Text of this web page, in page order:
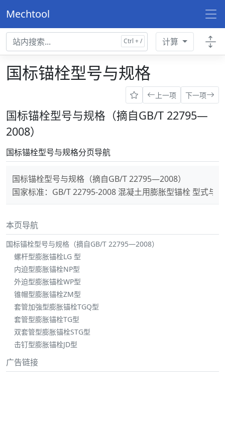
Mechtool
计算
国标锚栓型号与规格
上一项 下一项
国标锚栓型号与规格（摘自GB/T 22795—
2008）
国标锚栓型号与规格分页导航
国标锚栓型号与规格（摘自GB/T 22795—2008）
国家标准：GB/T 22795-2008 混凝土用膨胀型锚栓 型式与
本页导航
国标锚栓型号与规格（摘自GB/T 22795—2008）
螺杆型膨胀锚栓LG 型
内迫型膨胀锚栓NP型
外迫型膨胀锚栓WP型
锥帽型膨胀锚栓ZM型
套管加強型膨胀锚栓TGQ型
套管型膨胀锚栓TG型
双套管型膨胀锚栓STG型
击钉型膨胀锚栓JD型
广告链接